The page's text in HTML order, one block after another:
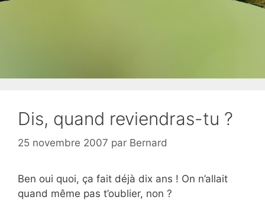
Dis, quand reviendras-tu ?
25 novembre 2007 par Bernard
Ben oui quoi, ça fait déjà dix ans ! On n’allait
quand même pas t’oublier, non ?